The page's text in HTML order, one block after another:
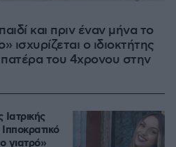
και πριν έναν μήνα το
ισχυρίζεται ο ιδιοκτήτης
του 4χρονου στην
γιατρό»